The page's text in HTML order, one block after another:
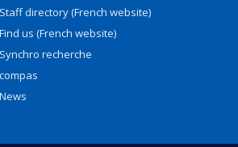
Staff directory (French website)
Find us (French website)
Synchro recherche
compas
News